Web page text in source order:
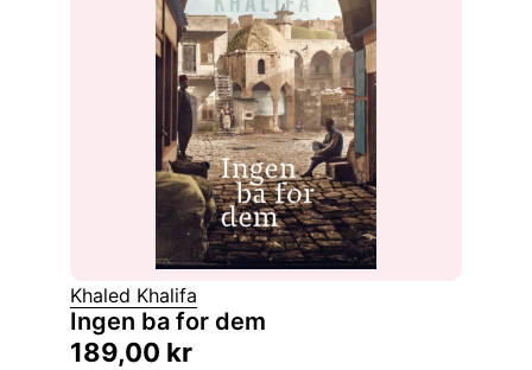
Khaled Khalifa
Ingen ba for dem
189,00 kr